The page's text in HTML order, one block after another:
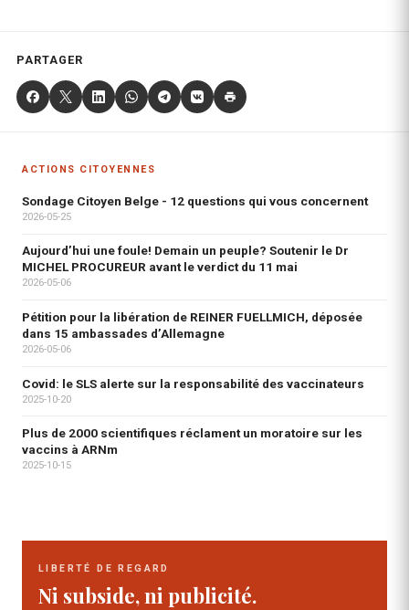
PARTAGER
ACTIONS CITOYENNES
Sondage Citoyen Belge - 12 questions qui vous concernent
2026-05-25
Aujourd’hui une foule! Demain un peuple? Soutenir le Dr
MICHEL PROCUREUR avant le verdict du 11 mai
2026-05-06
Pétition pour la libération de REINER FUELLMICH, déposée
dans 15 ambassades d’Allemagne
2026-05-06
Covid: le SLS alerte sur la responsabilité des vaccinateurs
2025-10-20
Plus de 2000 scientifiques réclament un moratoire sur les
vaccins à ARNm
2025-10-15
LIBERTÉ DE REGARD
Ni subside, ni publicité.